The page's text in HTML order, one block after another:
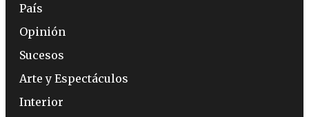
País
Opinión
Sucesos
Arte y Espectáculos
Interior